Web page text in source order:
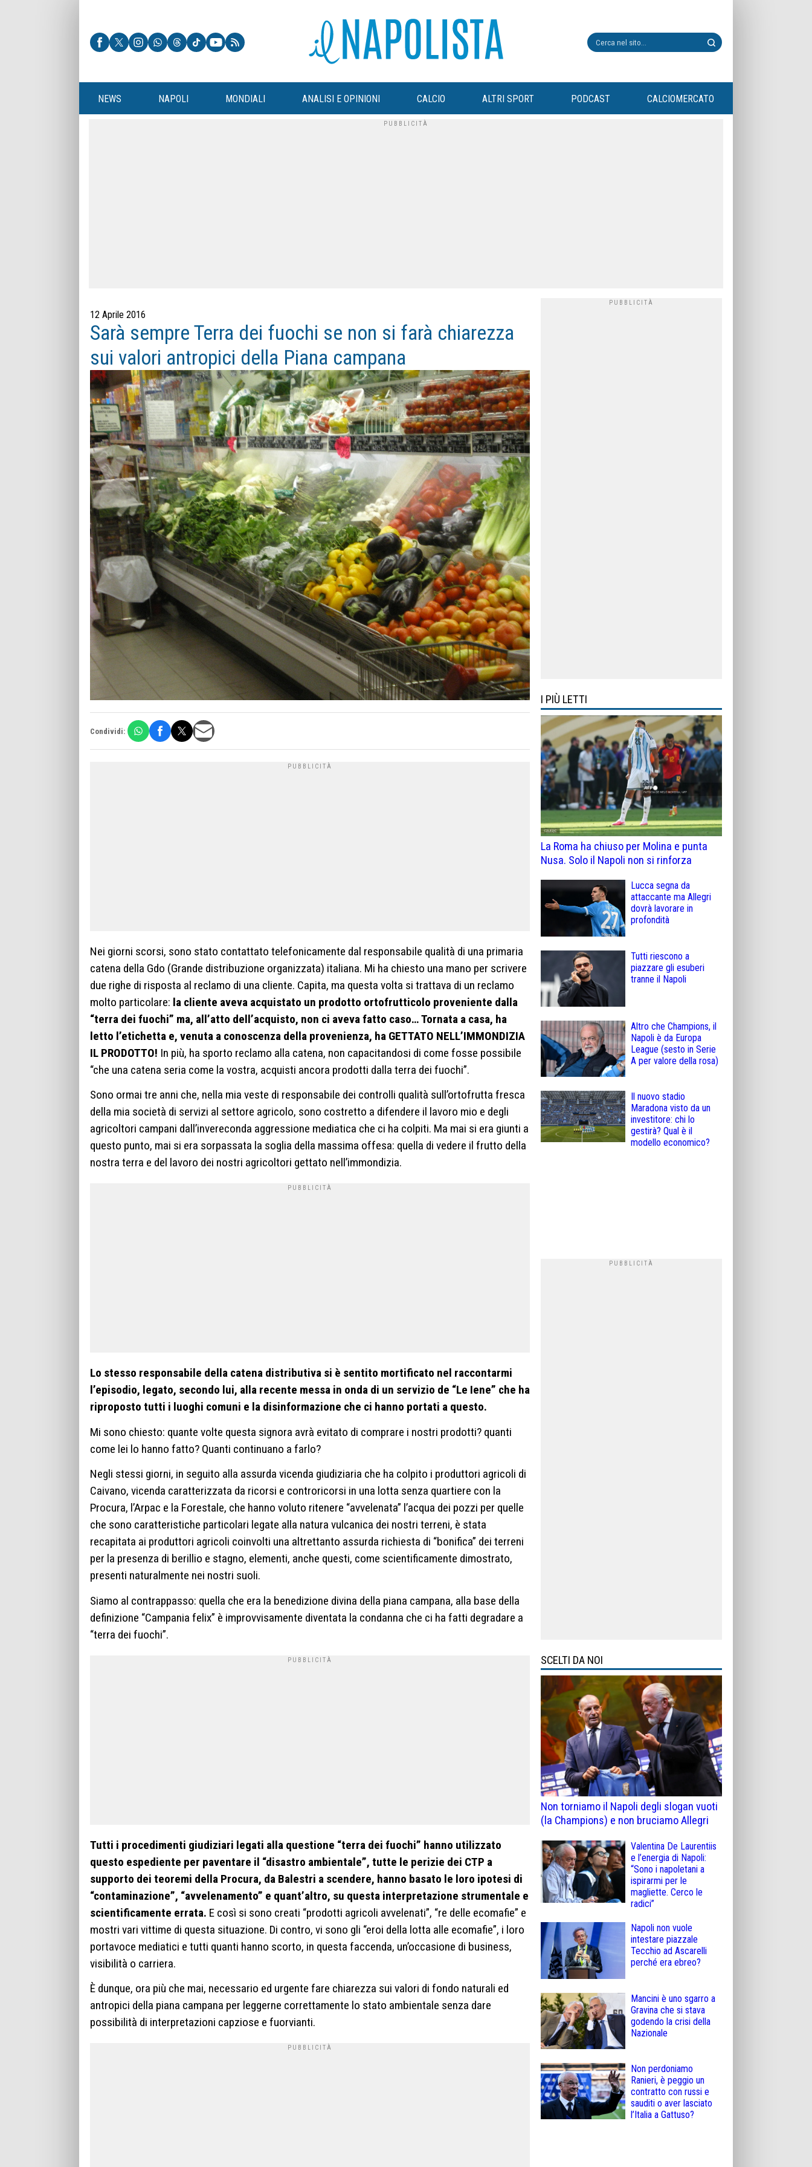
NEWS NAPOLI MONDIALI ANALISI E OPINIONI CALCIO ALTRI SPORT PODCAST CALCIOMERCATO
12 Aprile 2016
Sarà sempre Terra dei fuochi se non si farà chiarezza
sui valori antropici della Piana campana
Condividi:
Nei giorni scorsi, sono stato contattato telefonicamente dal responsabile qualità di una primaria
catena della Gdo (Grande distribuzione organizzata) italiana. Mi ha chiesto una mano per scrivere
due righe di risposta al reclamo di una cliente. Capita, ma questa volta si trattava di un reclamo
molto particolare: la cliente aveva acquistato un prodotto ortofrutticolo proveniente dalla
“terra dei fuochi” ma, all’atto dell’acquisto, non ci aveva fatto caso… Tornata a casa, ha
letto l’etichetta e, venuta a conoscenza della provenienza, ha GETTATO NELL’IMMONDIZIA
IL PRODOTTO! In più, ha sporto reclamo alla catena, non capacitandosi di come fosse possibile
“che una catena seria come la vostra, acquisti ancora prodotti dalla terra dei fuochi”.
Sono ormai tre anni che, nella mia veste di responsabile dei controlli qualità sull’ortofrutta fresca
della mia società di servizi al settore agricolo, sono costretto a difendere il lavoro mio e degli
agricoltori campani dall’invereconda aggressione mediatica che ci ha colpiti. Ma mai si era giunti a
questo punto, mai si era sorpassata la soglia della massima offesa: quella di vedere il frutto della
nostra terra e del lavoro dei nostri agricoltori gettato nell’immondizia.
Lo stesso responsabile della catena distributiva si è sentito mortificato nel raccontarmi
l’episodio, legato, secondo lui, alla recente messa in onda di un servizio de “Le Iene” che ha
riproposto tutti i luoghi comuni e la disinformazione che ci hanno portati a questo.
Mi sono chiesto: quante volte questa signora avrà evitato di comprare i nostri prodotti? quanti
come lei lo hanno fatto? Quanti continuano a farlo?
Negli stessi giorni, in seguito alla assurda vicenda giudiziaria che ha colpito i produttori agricoli di
Caivano, vicenda caratterizzata da ricorsi e controricorsi in una lotta senza quartiere con la
Procura, l’Arpac e la Forestale, che hanno voluto ritenere “avvelenata” l’acqua dei pozzi per quelle
che sono caratteristiche particolari legate alla natura vulcanica dei nostri terreni, è stata
recapitata ai produttori agricoli coinvolti una altrettanto assurda richiesta di “bonifica” dei terreni
per la presenza di berillio e stagno, elementi, anche questi, come scientificamente dimostrato,
presenti naturalmente nei nostri suoli.
Siamo al contrappasso: quella che era la benedizione divina della piana campana, alla base della
definizione “Campania felix” è improvvisamente diventata la condanna che ci ha fatti degradare a
“terra dei fuochi”.
Tutti i procedimenti giudiziari legati alla questione “terra dei fuochi” hanno utilizzato
questo espediente per paventare il “disastro ambientale”, tutte le perizie dei CTP a
supporto dei teoremi della Procura, da Balestri a scendere, hanno basato le loro ipotesi di
“contaminazione”, “avvelenamento” e quant’altro, su questa interpretazione strumentale e
scientificamente errata. E così si sono creati “prodotti agricoli avvelenati”, “re delle ecomafie” e
mostri vari vittime di questa situazione. Di contro, vi sono gli “eroi della lotta alle ecomafie”, i loro
portavoce mediatici e tutti quanti hanno scorto, in questa faccenda, un’occasione di business,
visibilità o carriera.
È dunque, ora più che mai, necessario ed urgente fare chiarezza sui valori di fondo naturali ed
antropici della piana campana per leggerne correttamente lo stato ambientale senza dare
possibilità di interpretazioni capziose e fuorvianti.
I PIÙ LETTI
La Roma ha chiuso per Molina e punta
Nusa. Solo il Napoli non si rinforza
Lucca segna da
attaccante ma Allegri
dovrà lavorare in
profondità
Tutti riescono a
piazzare gli esuberi
tranne il Napoli
Altro che Champions, il
Napoli è da Europa
League (sesto in Serie
A per valore della rosa)
Il nuovo stadio
Maradona visto da un
investitore: chi lo
gestirà? Qual è il
modello economico?
SCELTI DA NOI
Non torniamo il Napoli degli slogan vuoti
(la Champions) e non bruciamo Allegri
Valentina De Laurentiis
e l’energia di Napoli:
“Sono i napoletani a
ispirarmi per le
magliette. Cerco le
radici”
Napoli non vuole
intestare piazzale
Tecchio ad Ascarelli
perché era ebreo?
Mancini è uno sgarro a
Gravina che si stava
godendo la crisi della
Nazionale
Non perdoniamo
Ranieri, è peggio un
contratto con russi e
sauditi o aver lasciato
l’Italia a Gattuso?